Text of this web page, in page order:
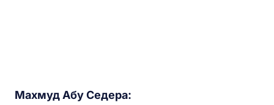
Махмуд Абу Седера: